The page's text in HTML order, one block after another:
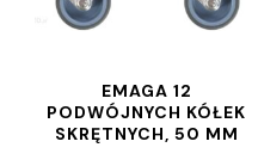
EMAGA 12
PODWÓJNYCH KÓŁEK
SKRĘTNYCH, 50 MM